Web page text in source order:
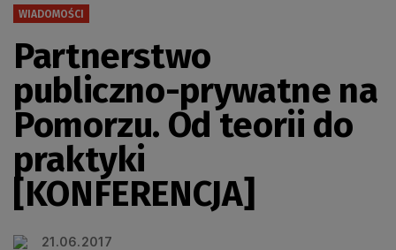
WIADOMOŚCI
Partnerstwo
publiczno-prywatne na
Pomorzu. Od teorii do
praktyki
[KONFERENCJA]
21.06.2017